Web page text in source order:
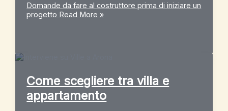
Domande da fare al costruttore prima di iniziare un
progetto Read More »
Come scegliere tra villa e
appartamento